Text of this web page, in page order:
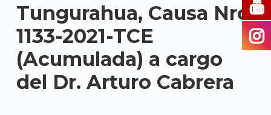
Tungurahua, Causa Nro.
1133-2021-TCE
(Acumulada) a cargo
del Dr. Arturo Cabrera